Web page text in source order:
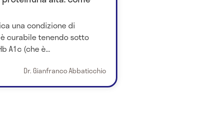
una condizione di
curabile tenendo sotto
A1c (che è...
Dr. Gianfranco Abbaticchio